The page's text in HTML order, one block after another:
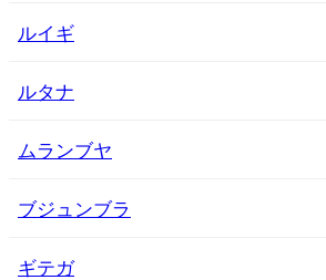
ルイギ
ルタナ
ムランブヤ
ブジュンブラ
ギテガ